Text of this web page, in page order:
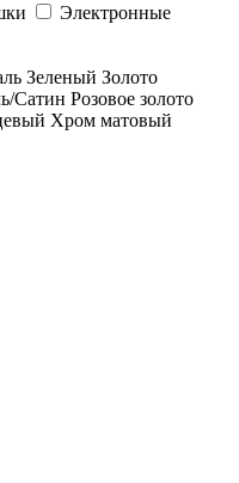
Электронные
Зеленый Золото
Сатин Розовое золото
Хром матовый